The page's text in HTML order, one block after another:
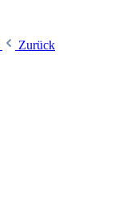
Zurück